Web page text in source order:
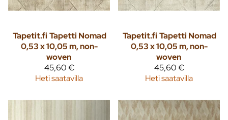
Tapetit.fiTapetti Nomad
0,53 x 10,05 m, non-
woven
45,60 €
Heti saatavilla
Tapetit.fiTapetti Nomad
0,53 x 10,05 m, non-
woven
45,60 €
Heti saatavilla